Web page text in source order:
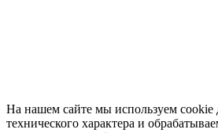
На нашем сайте мы используем cookie
технического характера и